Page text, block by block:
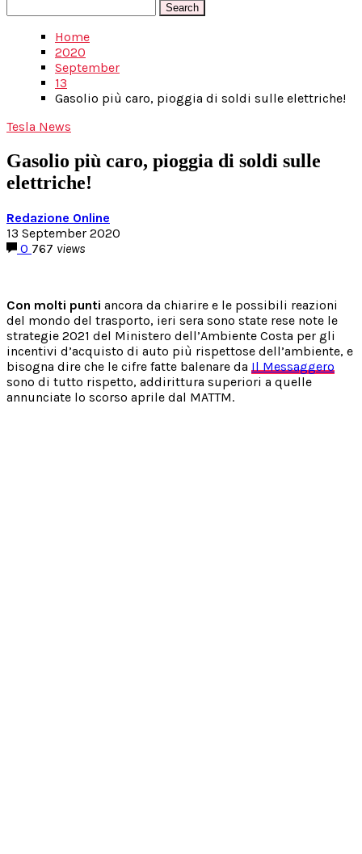
Home
2020
September
13
Gasolio più caro, pioggia di soldi sulle elettriche!
Tesla News
Gasolio più caro, pioggia di soldi sulle
elettriche!
Redazione Online
13 September 2020
0 767 views
Con molti punti ancora da chiarire e le possibili reazioni
del mondo del trasporto, ieri sera sono state rese note le
strategie 2021 del Ministero dell’Ambiente Costa per gli
incentivi d’acquisto di auto più rispettose dell’ambiente, e
bisogna dire che le cifre fatte balenare da Il Messaggero
sono di tutto rispetto, addirittura superiori a quelle
annunciate lo scorso aprile dal MATTM.